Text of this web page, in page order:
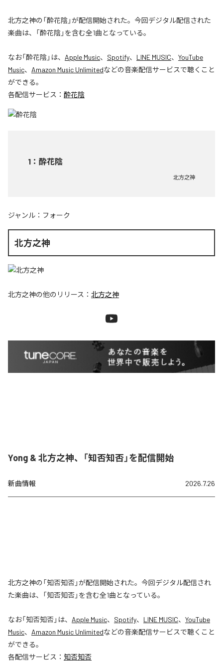
北方之神の「酔花陰」が配信開始された。今回デジタル配信された
楽曲は、「酔花陰」を含む全1曲となっている。
なお「酔花陰」は、 Apple Music、 Spotify、 LINE MUSIC、 YouTube
Music、 Amazon Music Unlimitedなどの音楽配信サービスで聴くこと
ができる。
各配信サービス： 酔花陰
1 ： 酔花陰
北方之神
ジャンル： フォーク
北方之神
北方之神の他のリリース： 北方之神
Yong & 北方之神、「知否知否」を配信開始
新曲情報 2026.7.26
北方之神の「知否知否」が配信開始された。今回デジタル配信され
た楽曲は、「知否知否」を含む全1曲となっている。
なお「知否知否 」は、 Apple Music、 Spotify、 LINE MUSIC、 YouTube
Music、 Amazon Music Unlimitedなどの音楽配信サービスで聴くこと
ができる。
各配信サービス： 知否知否